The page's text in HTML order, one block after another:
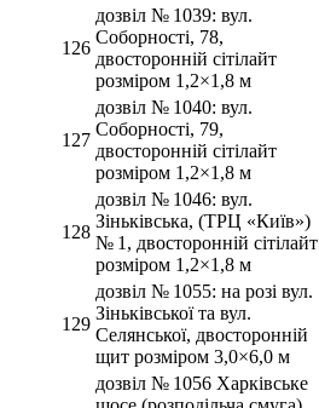
126
дозвіл № 1039: вул.
Соборності, 78,
двосторонній сітілайт
розміром 1,2×1,8 м
127
дозвіл № 1040: вул.
Соборності, 79,
двосторонній сітілайт
розміром 1,2×1,8 м
128
дозвіл № 1046: вул.
Зіньківська, (ТРЦ «Київ»)
№ 1, двосторонній сітілайт
розміром 1,2×1,8 м
129
дозвіл № 1055: на розі вул.
Зіньківської та вул.
Селянської, двосторонній
щит розміром 3,0×6,0 м
дозвіл № 1056 Харківське